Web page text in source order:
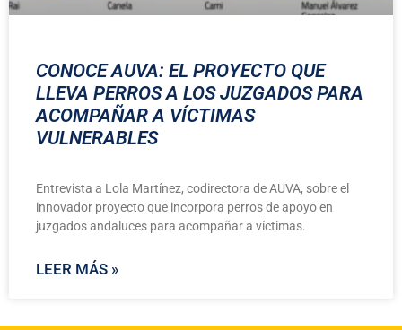
CONOCE AUVA: EL PROYECTO QUE
LLEVA PERROS A LOS JUZGADOS PARA
ACOMPAÑAR A VÍCTIMAS
VULNERABLES
Entrevista a Lola Martínez, codirectora de AUVA, sobre el
innovador proyecto que incorpora perros de apoyo en
juzgados andaluces para acompañar a víctimas.
LEER MÁS »